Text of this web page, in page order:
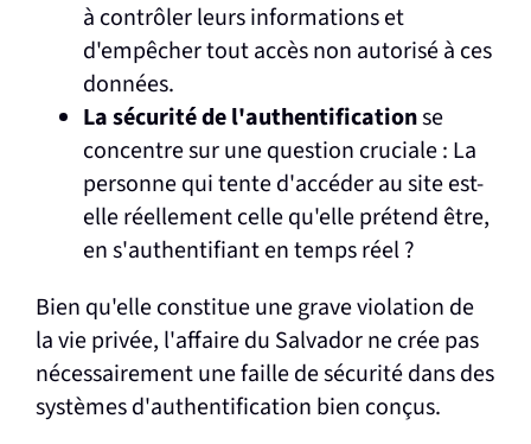
à contrôler leurs informations et
d'empêcher tout accès non autorisé à ces
données.
La sécurité de l'authentificationse
concentre sur une question cruciale : La
personne qui tente d'accéder au site est-
elle réellement celle qu'elle prétend être,
en s'authentifiant en temps réel ?
Bien qu'elle constitue une grave violation de
la vie privée, l'affaire du Salvador ne crée pas
nécessairement une faille de sécurité dans des
systèmes d'authentification bien conçus.